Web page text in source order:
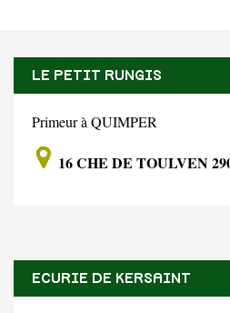
LE PETIT RUNGIS
Primeur à QUIMPER
16 CHE DE TOULVEN
ECURIE DE KERSAINT